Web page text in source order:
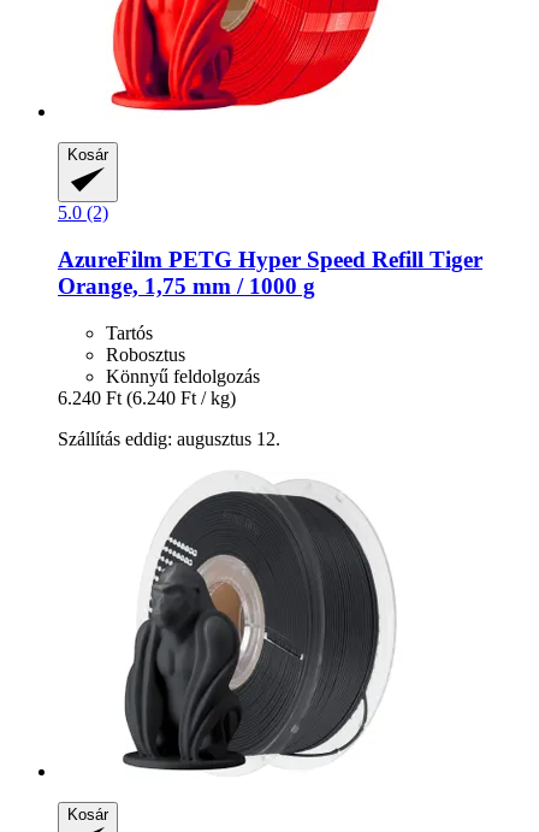
Kosár
5.0 (2)
AzureFilm PETG Hyper Speed Refill Tiger
Orange, 1,75 mm / 1000 g
Tartós
Robosztus
Könnyű feldolgozás
6.240 Ft (6.240 Ft / kg)
Szállítás eddig: augusztus 12.
Kosár